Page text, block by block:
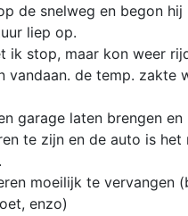
de snelweg en begon hij
liep op.
ik stop, maar kon weer
vandaan. de temp. zakte
garage laten brengen
te zijn en de auto is het
moeilijk te vervangen
enzo)